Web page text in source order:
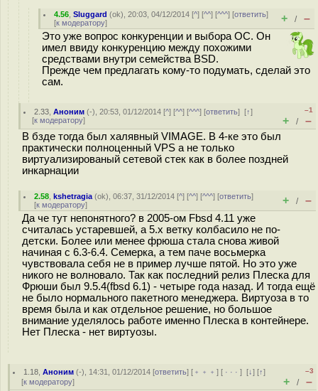
4.56 ,Sluggard (ok), 20:03, 04/12/2014 [^] [^^] [^^^] [ответить]
[к модератору] + / –
Это уже вопрос конкуренции и выбора ОС. Он
имел ввиду конкуренцию между похожими
средствами внутри семейства BSD.
Прежде чем предлагать кому-то подумать, сделай это
сам.
2.33 ,Аноним (-), 20:53, 01/12/2014 [^] [^^] [^^^] [ответить][↑]
[к модератору]
–1
+ / –
В бзде тогда был халявный VIMAGE. В 4-ке это был
практически полноценный VPS а не только
виртуализированый сетевой стек как в более поздней
инкарнации
2.58 ,kshetragia (ok), 06:37, 31/12/2014 [^] [^^] [^^^] [ответить]
[к модератору] + / –
Да че тут непонятного? в 2005-ом Fbsd 4.11 уже
считалась устаревшей, а 5.х ветку колбасило не по-
детски. Более или менее фрюша стала снова живой
начиная с 6.3-6.4. Семерка, а тем паче восьмерка
чувствовала себя не в пример лучше пятой. Но это уже
никого не волновало. Так как последний релиз Плеска для
Фрюши был 9.5.4(fbsd 6.1) - четыре года назад. И тогда ещё
не было нормального пакетного менеджера. Виртуоза в то
время была и как отдельное решение, но большое
внимание уделялось работе именно Плеска в контейнере.
Нет Плеска - нет виртуозы.
1.18 ,Аноним (-), 14:31, 01/12/2014 [ответить] [ ﹢﹢﹢] [ · · ·][↓] [↑]
[к модератору]
–3
+ / –